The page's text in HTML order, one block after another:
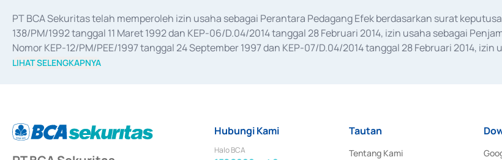
PT BCA Sekuritas telah memperoleh izin usaha sebagai Perantara Pedagang Efek berdasarkan surat
138/PM/1992 tanggal 11 Maret 1992 dan KEP-06/D.04/2014 tanggal 28 Februari 2014, izin usaha sebagai
Nomor KEP-12/PM/PEE/1997 tanggal 24 September 1997 dan KEP-07/D.04/2014 tanggal 28 Februari 2014,
merger, akuisisi, divestasi, dan
LIHAT SELENGKAPNYA
Hubungi Kami
Halo BCA
Tautan
Tentang Kami